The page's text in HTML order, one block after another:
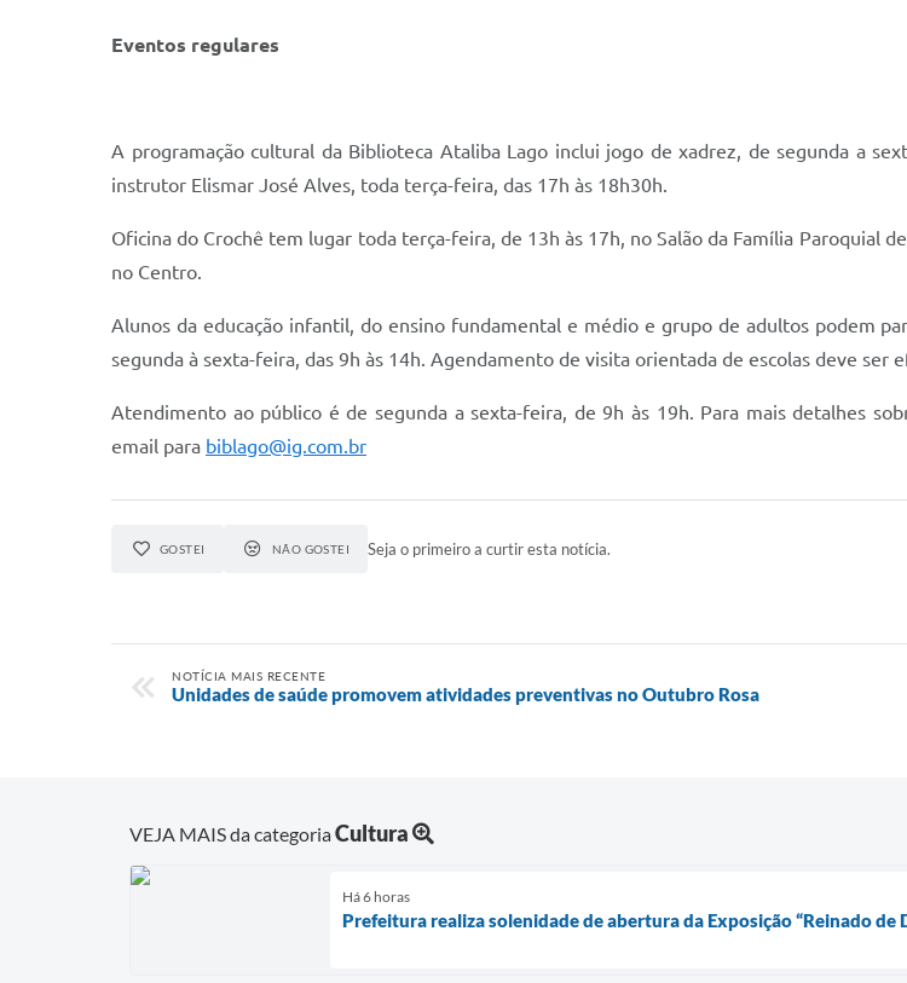
Eventos regulares
A programação cultural da Biblioteca Ataliba Lago inclui jogo de xadrez, de segunda a
instrutor Elismar José Alves, toda terça-feira, das 17h às 18h30h.
Oficina do Crochê tem lugar toda terça-feira, de 13h às 17h, no Salão da Família Paroquial
no Centro.
Alunos da educação infantil, do ensino fundamental e médio e grupo de adultos podem
segunda à sexta-feira, das 9h às 14h. Agendamento de visita orientada de escolas deve
Atendimento ao público é de segunda a sexta-feira, de 9h às 19h. Para mais detalhes
email para biblago@ig.com.br
GOSTEI NÃO GOSTEI Seja o primeiro a curtir esta notícia.
NOTÍCIA MAIS RECENTE
Unidades de saúde promovem atividades preventivas no Outubro Rosa
VEJA MAIS da categoriaCultura
Há 6 horas
Prefeitura realiza solenidade de abertura da Exposição “Reinado